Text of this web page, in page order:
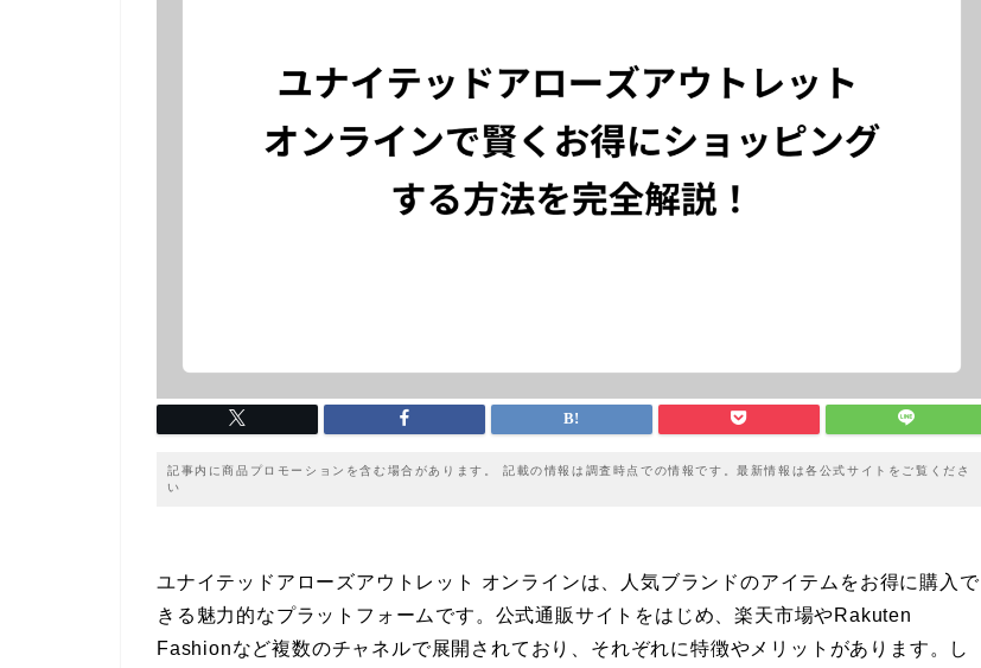
記事内に商品プロモーションを含む場合があります。 記載の情報は調査時点での情報です。最新情報は各公式サイトをご覧くださ
い
ユナイテッドアローズアウトレット オンラインは、人気ブランドのアイテムをお得に購入で
きる魅力的なプラットフォームです。公式通販サイトをはじめ、楽天市場やRakuten
Fashionなど複数のチャネルで展開されており、それぞれに特徴やメリットがあります。し